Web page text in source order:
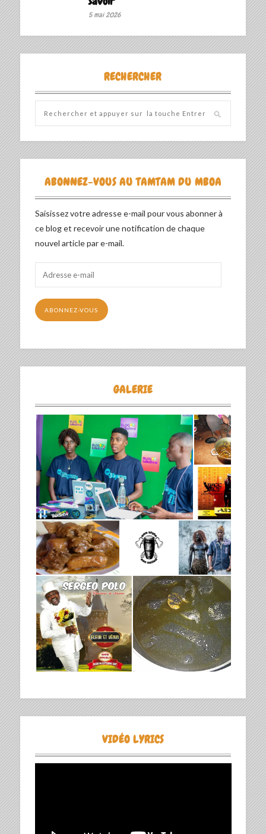
5 mai 2026
RECHERCHER
ABONNEZ-VOUS AU TAMTAM DU MBOA
Saisissez votre adresse e-mail pour vous abonner à
ce blog et recevoir une notification de chaque
nouvel article par e-mail.
mail
ABONNEZ-VOUS
GALERIE
VIDÉO LYRICS